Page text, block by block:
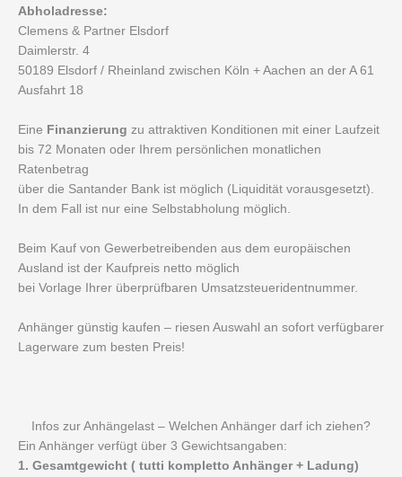
Abholadresse:
Clemens & Partner Elsdorf
Daimlerstr. 4
50189 Elsdorf / Rheinland zwischen Köln + Aachen an der A 61
Ausfahrt 18
Eine Finanzierung zu attraktiven Konditionen mit einer Laufzeit
bis 72 Monaten oder Ihrem persönlichen monatlichen
Ratenbetrag
über die Santander Bank ist möglich (Liquidität vorausgesetzt).
In dem Fall ist nur eine Selbstabholung möglich.
Beim Kauf von Gewerbetreibenden aus dem europäischen
Ausland ist der Kaufpreis netto möglich
bei Vorlage Ihrer überprüfbaren Umsatzsteueridentnummer.
Anhänger günstig kaufen – riesen Auswahl an sofort verfügbarer
Lagerware zum besten Preis!
Infos zur Anhängelast – Welchen Anhänger darf ich ziehen?
Ein Anhänger verfügt über 3 Gewichtsangaben:
1. Gesamtgewicht ( tutti kompletto Anhänger + Ladung)